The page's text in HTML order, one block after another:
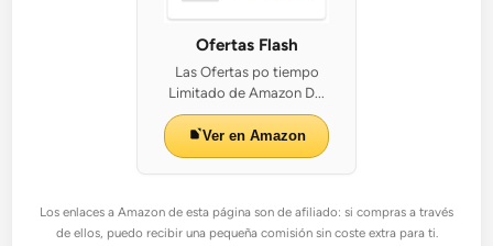
Ofertas Flash
Las Ofertas po tiempo
Limitado de Amazon D...
Ver en Amazon
Los enlaces a Amazon de esta página son de afiliado: si compras a través
de ellos, puedo recibir una pequeña comisión sin coste extra para ti.